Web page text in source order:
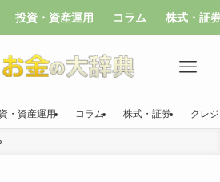
投資・資産運用 コラム 株式・証
・資産運用 コラム 株式・証券 クレ